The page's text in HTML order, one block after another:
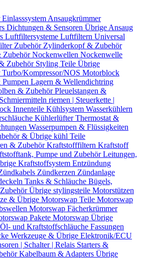
Einlasssystem Ansaugkrümmer
Dichtungen & Sensoren Übrige Ansaug
Luftfiltersysteme Luftfiltern Universal
Zubehör Zylinderkopf & Zubehör
ZubehörNockenwellen Nockenwelle
Zubehör Styling Teile Übrige
Turbo/Kompressor/NOS Motorblock
Lagern & Wellendichtring
& ZubehörPleuelstangen &
riemen | Steuerkette |
Innenteile Kühlsystem Wasserkühlern
KühlerlüfterThermostat &
Wasserpumpen & Flüssigkeiten
& Übrige kühl Teile
& ZubehörKraftstofffiltern Kraftstoff
Pumpe und ZubehörLeitungen,
Kraftstoffsystem Entzündung
Zündkerzen Zündanlage
Tanks & Schläuche Bügels,
Übrige stylingsteile Motorstützen
& Übrige Motorswap Teile Motorswap
Motorswap Fächerkrümmer
Pakete Motorswap Übrige
Öl- und Kraftstoffschläuche Fassungen
Werkzeuge & Übrige Elektronik/ECU
| Schalter | Relais Starters &
Kabelbaum & Adapters Übrige